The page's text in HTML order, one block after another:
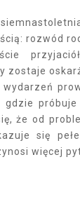
rozwód
zostaje
próbuje
że od
się
więcej